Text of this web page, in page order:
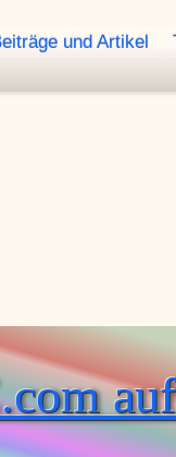
und Artikel